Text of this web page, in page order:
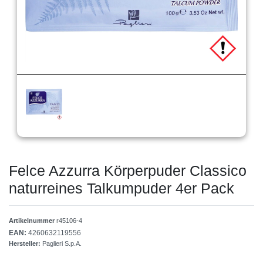
Felce Azzurra Körperpuder Classico
naturreines Talkumpuder 4er Pack
Artikelnummer r45106-4
EAN: 4260632119556
Hersteller: Paglieri S.p.A.